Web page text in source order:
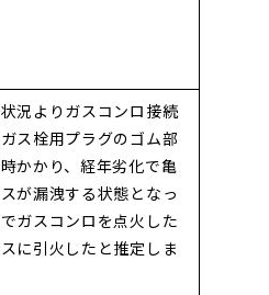
況よりガスコンロ接続
ス栓用プラグのゴム部
かかり、経年劣化で亀
が漏洩する状態となっ
ガスコンロを点火した
に引火したと推定しま